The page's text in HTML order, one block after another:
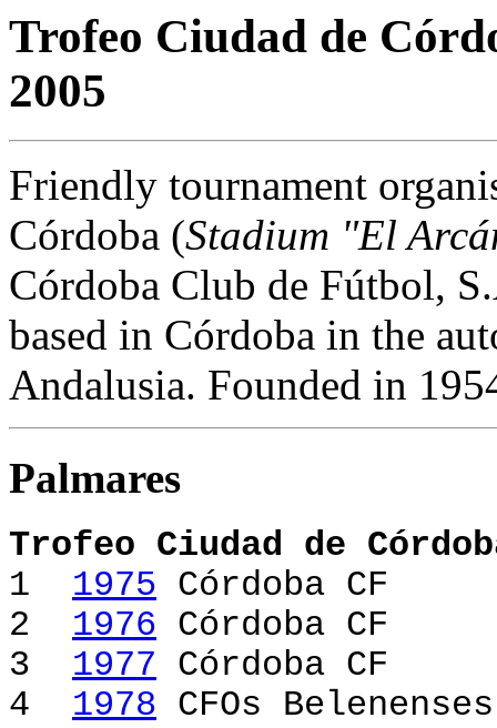
Trofeo Ciudad de
2005
Friendly tournament
Córdoba (Stadium "El
Córdoba Club de Fútbol,
based in Córdoba in the
Andalusia. Founded in
Palmares
Trofeo Ciudad de
1 1975 Córdoba
2 1976 Córdoba
3 1977 Córdoba
4 1978 CFOs